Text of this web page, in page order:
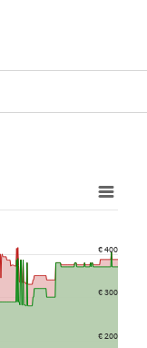
€ 200
€ 300
€ 400